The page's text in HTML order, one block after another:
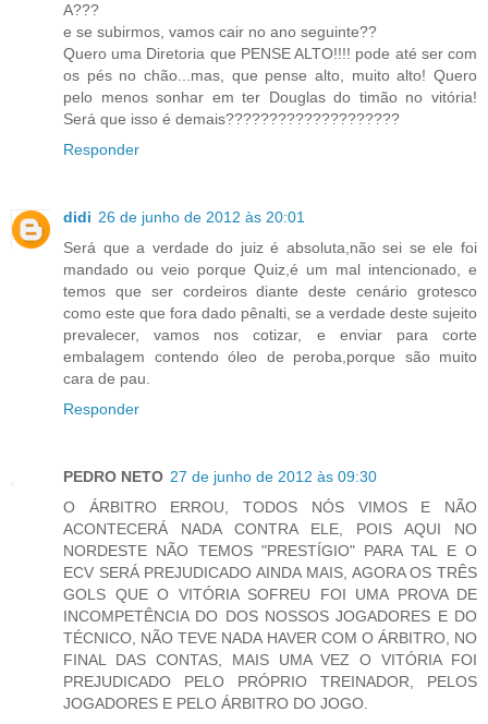
A???
e se subirmos, vamos cair no ano seguinte??
Quero uma Diretoria que PENSE ALTO!!!! pode até ser com
os pés no chão...mas, que pense alto, muito alto! Quero
pelo menos sonhar em ter Douglas do timão no vitória!
Será que isso é demais????????????????????
Responder
didi 26 de junho de 2012 às 20:01
Será que a verdade do juiz é absoluta,não sei se ele foi
mandado ou veio porque Quiz,é um mal intencionado, e
temos que ser cordeiros diante deste cenário grotesco
como este que fora dado pênalti, se a verdade deste sujeito
prevalecer, vamos nos cotizar, e enviar para corte
embalagem contendo óleo de peroba,porque são muito
cara de pau.
Responder
PEDRO NETO 27 de junho de 2012 às 09:30
O ÁRBITRO ERROU, TODOS NÓS VIMOS E NÃO
ACONTECERÁ NADA CONTRA ELE, POIS AQUI NO
NORDESTE NÃO TEMOS "PRESTÍGIO" PARA TAL E O
ECV SERÁ PREJUDICADO AINDA MAIS, AGORA OS TRÊS
GOLS QUE O VITÓRIA SOFREU FOI UMA PROVA DE
INCOMPETÊNCIA DO DOS NOSSOS JOGADORES E DO
TÉCNICO, NÃO TEVE NADA HAVER COM O ÁRBITRO, NO
FINAL DAS CONTAS, MAIS UMA VEZ O VITÓRIA FOI
PREJUDICADO PELO PRÓPRIO TREINADOR, PELOS
JOGADORES E PELO ÁRBITRO DO JOGO.